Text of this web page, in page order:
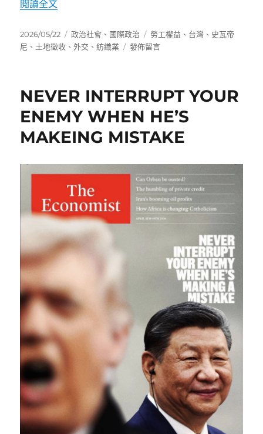
閱讀全文〈「民主台灣」與「血汗台灣」之間，台灣如
發
佈
2026/05/22
分
類
政治社會 、 國際政治
標
籤
勞工權益 、 台灣 、 史瓦帝
尼 、 土地徵收 、外交 、紡織業
在
灣」
「血
汗
台
間，
灣
如
New
Bloom
Magazine〉
發佈留言
NEVER INTERRUPT YOUR
ENEMY WHEN HE’S
MAKEING MISTAKE